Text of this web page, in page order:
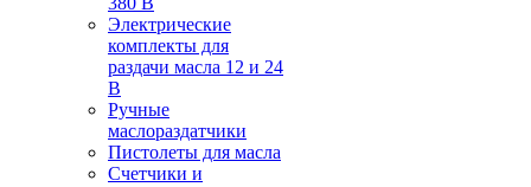
Электрические
комплекты для
раздачи масла 12 и 24
В
Ручные
маслораздатчики
Пистолеты для масла
Счетчики и